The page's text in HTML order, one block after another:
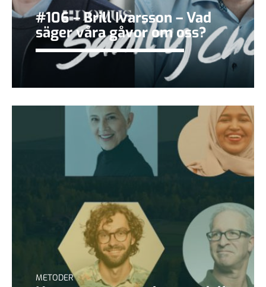
#106 – Brill Ivarsson – Vad
säger våra gåvor om oss?
METODER